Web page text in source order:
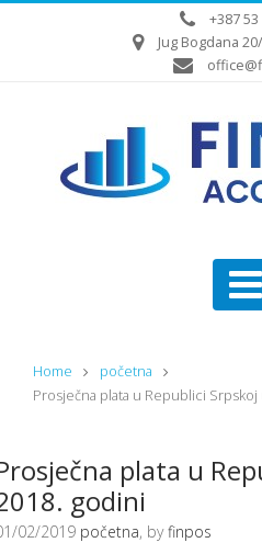
+387 53
Jug Bogdana
Home
početna
Prosječna plata u Republici Srpskoj
plata u
godini
02/2019 početna, byfinpos